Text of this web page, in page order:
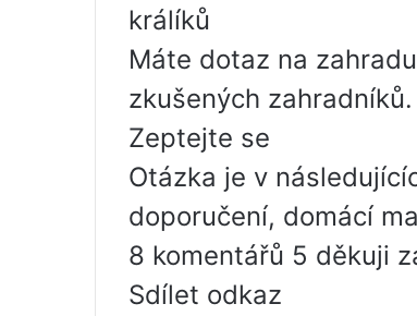
králíků
Máte dotaz na
zkušených zahradníků.
Zeptejte se
Otázka je v
doporučení, domácí
8 komentářů 5 děkuji
Sdílet odkaz